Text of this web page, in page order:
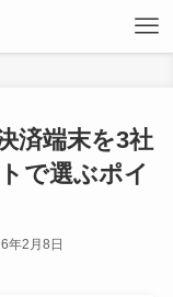
済端末を3社
で選ぶポイ
年2月8日